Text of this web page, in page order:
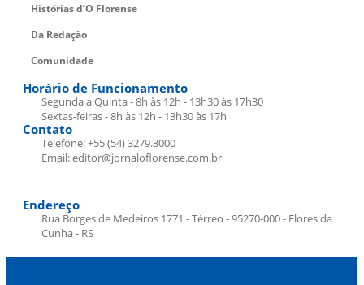
Histórias d’O Florense
Da Redação
Comunidade
Horário de Funcionamento
Segunda a Quinta - 8h às 12h - 13h30 às 17h30
Sextas-feiras - 8h às 12h - 13h30 às 17h
Contato
Telefone: +55 (54) 3279.3000
Email: editor@jornaloflorense.com.br
Endereço
Rua Borges de Medeiros 1771 - Térreo - 95270-000 - Flores da
Cunha - RS